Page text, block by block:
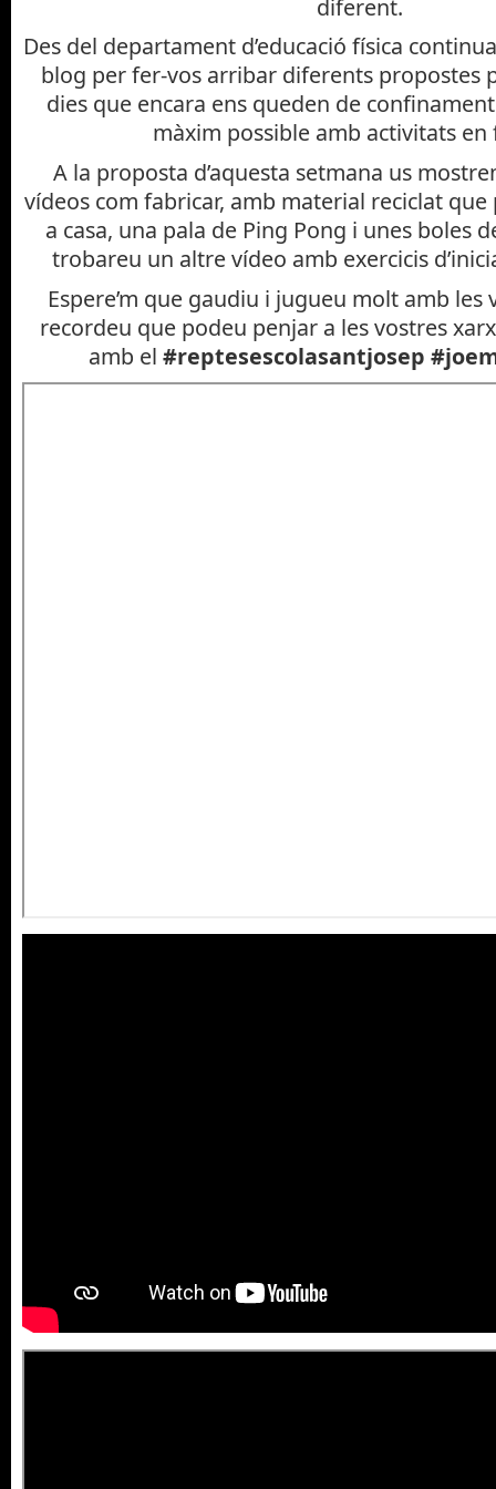
diferent.
Des del departament d’educació física
blog per fer-vos arribar diferents propostes
dies que encara ens queden de
màxim possible amb activitats en
A la proposta d’aquesta setmana us
vídeos com fabricar, amb material reciclat
a casa, una pala de Ping Pong i unes boles
trobareu un altre vídeo amb exercicis
Espere’m que gaudiu i jugueu molt amb les
recordeu que podeu penjar a les vostres
amb el #reptesescolasantjosep